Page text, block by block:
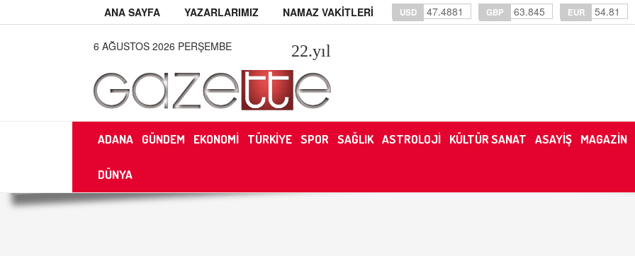
ANA SAYFA YAZARLARIMIZ NAMAZ VAKİTLERİ USD 47.4881 GBP 63.845 EUR 54.81
6 AĞUSTOS 2026 PERŞEMBE 22.yıl
ADANA GÜNDEM EKONOMİ TÜRKİYE SPOR SAĞLIK ASTROLOJİ KÜLTÜR SANAT ASAYİŞ MAGAZİN
DÜNYA